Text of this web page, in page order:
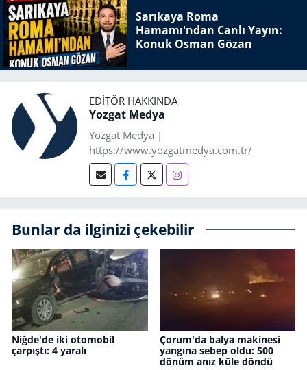
Sarıkaya Roma
Hamamı'ndan Canlı Yayın:
Konuk Osman Gözan
EDITÖR HAKKINDA
Yozgat Medya
Yozgat Medya |
https://www.yozgatmedya.com.tr/
Bunlar da ilginizi çekebilir
Niğde'de iki otomobil
çarpıştı: 4 yaralı
Çorum'da balya makinesi
yangına sebep oldu: 500
dönüm anız küle döndü